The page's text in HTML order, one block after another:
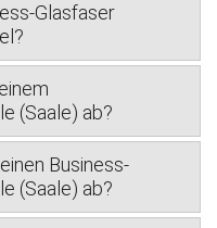
Glasfaser
(Saale) ab?
Business-
(Saale) ab?